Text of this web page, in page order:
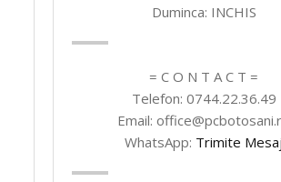
Duminca: INCHIS
= C O N T A C T =
Telefon: 0744.22.36.49
Email:
WhatsApp: Trimite Mesaj